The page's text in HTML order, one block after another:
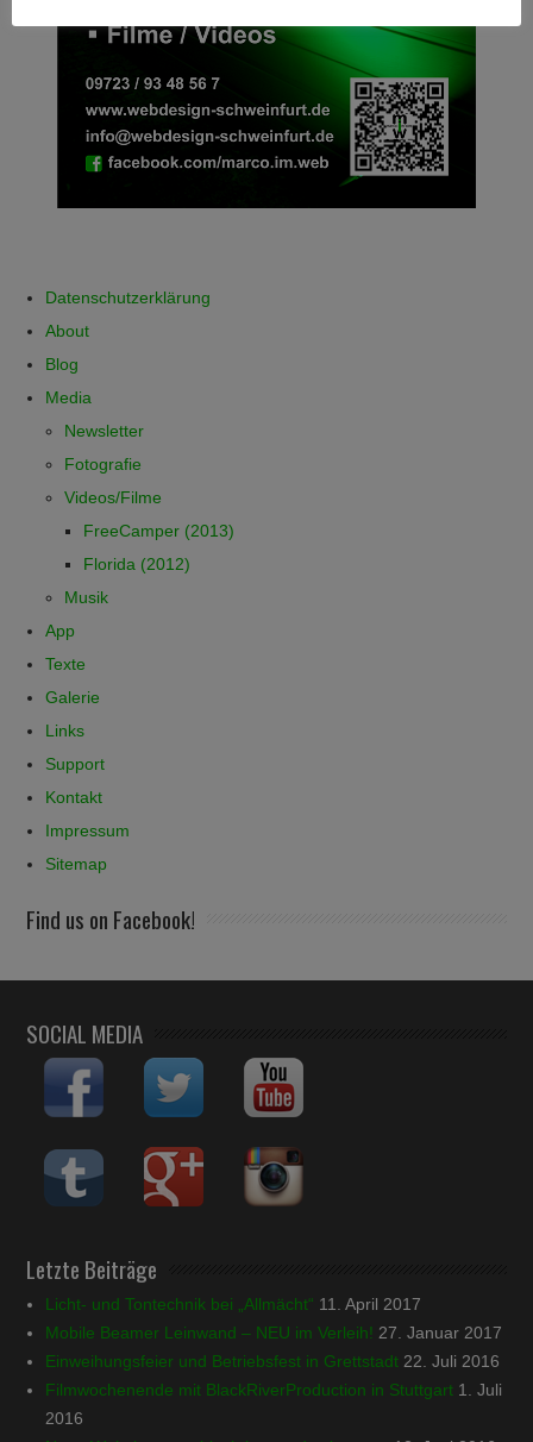
Datenschutzerklärung
About
Blog
Media
Newsletter
Fotografie
Videos/Filme
FreeCamper (2013)
Florida (2012)
Musik
App
Texte
Galerie
Links
Support
Kontakt
Impressum
Sitemap
Find us on Facebook!
SOCIAL MEDIA
Letzte Beiträge
Licht- und Tontechnik bei „Allmächt“ 11. April 2017
Mobile Beamer Leinwand – NEU im Verleih! 27. Januar 2017
Einweihungsfeier und Betriebsfest in Grettstadt 22. Juli 2016
Filmwochenende mit BlackRiverProduction in Stuttgart 1. Juli
2016